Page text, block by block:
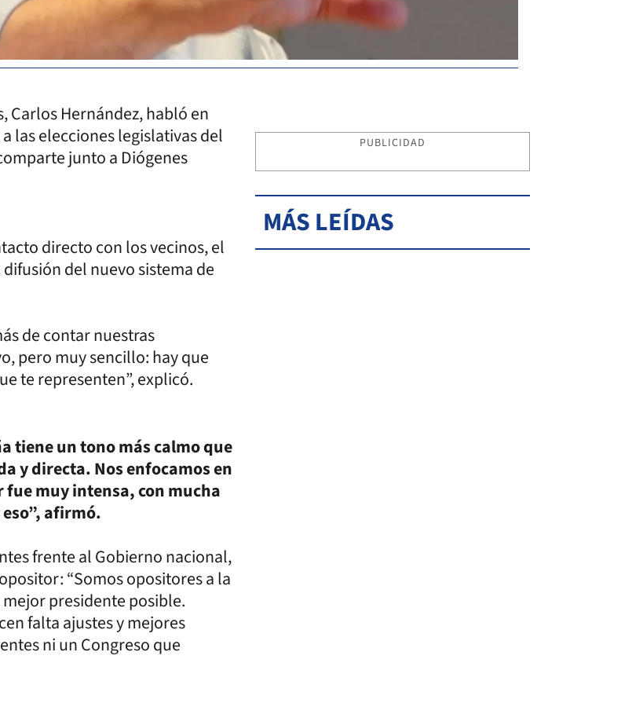
Carlos Hernández, habló en
las elecciones legislativas del
junto a Diógenes
directo con los vecinos, el
del nuevo sistema de
de contar nuestras
pero muy sencillo: hay que
te representen”, explicó.
tiene un tono más calmo que
y directa. Nos enfocamos en
muy intensa, con mucha
afirmó.
frente al Gobierno nacional,
“Somos opositores a la
presidente posible.
falta ajustes y mejores
ni un Congreso que
PUBLICIDAD
MÁS LEÍDAS